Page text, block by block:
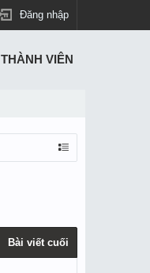
Đăng nhập
Bài viết cuối
THÀNH VIÊN